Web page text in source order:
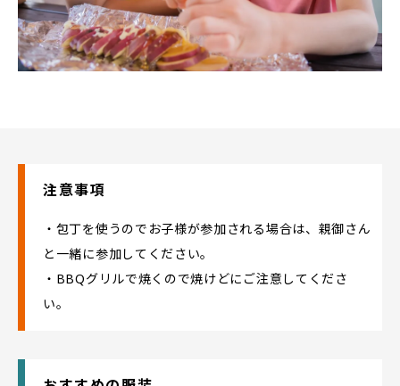
注意事項
・包丁を使うのでお子様が参加される場合は、親御さん
と一緒に参加してください。
・BBQグリルで焼くので焼けどにご注意してくださ
い。